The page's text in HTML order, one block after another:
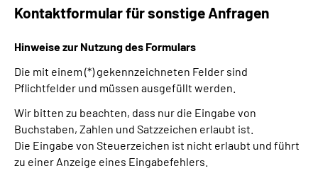
Kontaktformular für sonstige Anfragen
Hinweise zur Nutzung des Formulars
Die mit einem (*) gekennzeichneten Felder sind
Pflichtfelder und müssen ausgefüllt werden.
Wir bitten zu beachten, dass nur die Eingabe von
Buchstaben, Zahlen und Satzzeichen erlaubt ist.
Die Eingabe von Steuerzeichen ist nicht erlaubt und führt
zu einer Anzeige eines Eingabefehlers.